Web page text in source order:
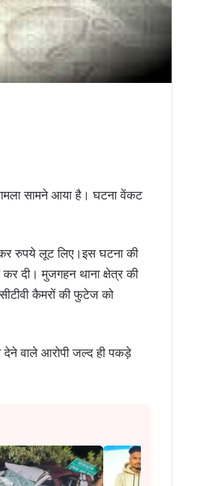
सामने आया है। घटना वेंकट
रुपये लूट लिए।इस घटना की
दी। मुजगहन थाना क्षेत्र की
कैमरों की फुटेज को
वाले आरोपी जल्‍द ही पकड़े